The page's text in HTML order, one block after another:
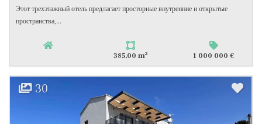
Этот трехэтажный отель предлагает просторные внутренние и открытые
пространства,...
385,00 m2 1 000 000 €
30